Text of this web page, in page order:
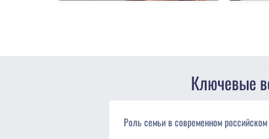
Ключевые
Роль семьи в современном